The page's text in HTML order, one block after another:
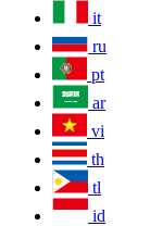
it
ru
pt
ar
vi
th
tl
id